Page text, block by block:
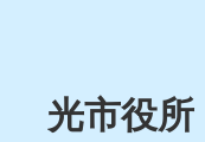
光市役所